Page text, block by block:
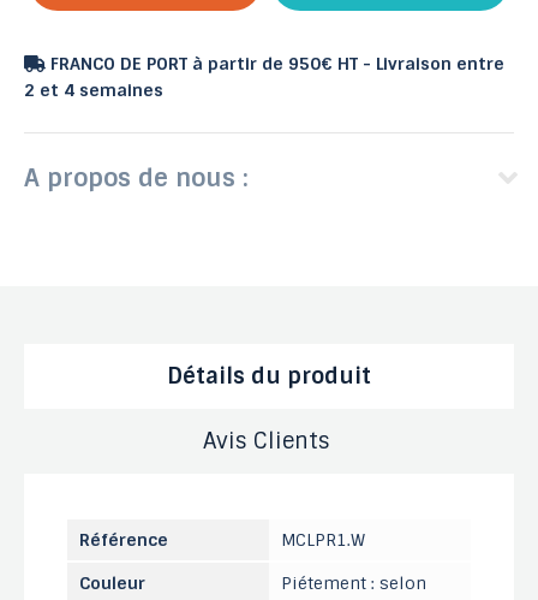
FRANCO DE PORT à partir de 950€ HT - Livraison entre
2 et 4 semaines
A propos de nous :
Détails du produit
Avis Clients
Référence
MCLPR1.W
Couleur
Piétement : selon